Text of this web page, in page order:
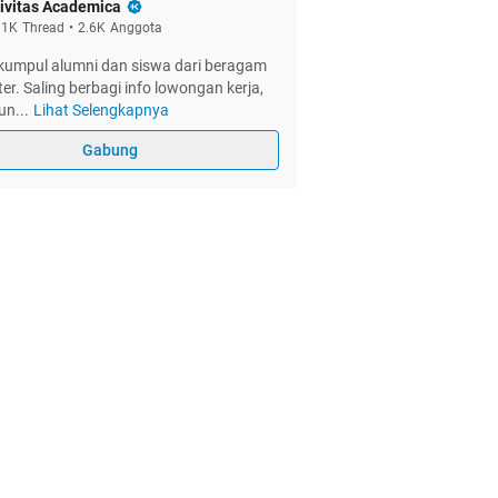
Academica
Thread • 2.6K Anggota
alumni dan siswa dari beragam
Saling berbagi info lowongan kerja,
... Lihat Selengkapnya
Gabung